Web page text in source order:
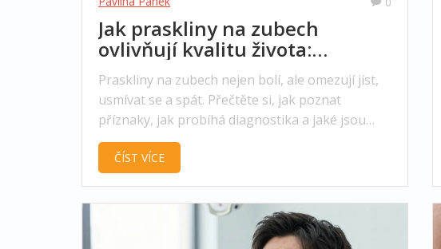
Jak praskliny na zubech
ovlivňují kvalitu života:
Příznaky, rizika a řešení
Praskliny na zubech nejen bolí, ale omezují jíst,
usmívat se a spát. Přečtěte si, jak poznat
příznaky, jak probíhá diagnostika a jaké jsou
možnosti léčby i prevence.
ČÍST VÍCE